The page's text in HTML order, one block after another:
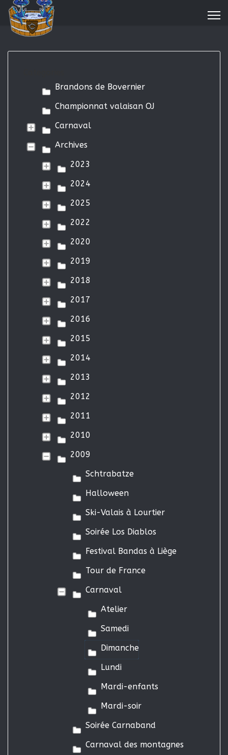
Brandons de Bovernier
Championnat valaisan OJ
Carnaval
Archives
2023
2024
2025
2022
2020
2019
2018
2017
2016
2015
2014
2013
2012
2011
2010
2009
Schtrabatze
Halloween
Ski-Valais à Lourtier
Soirée Los Diablos
Festival Bandas à Liège
Tour de France
Carnaval
Atelier
Samedi
Dimanche
Lundi
Mardi-enfants
Mardi-soir
Soirée Carnaband
Carnaval des montagnes